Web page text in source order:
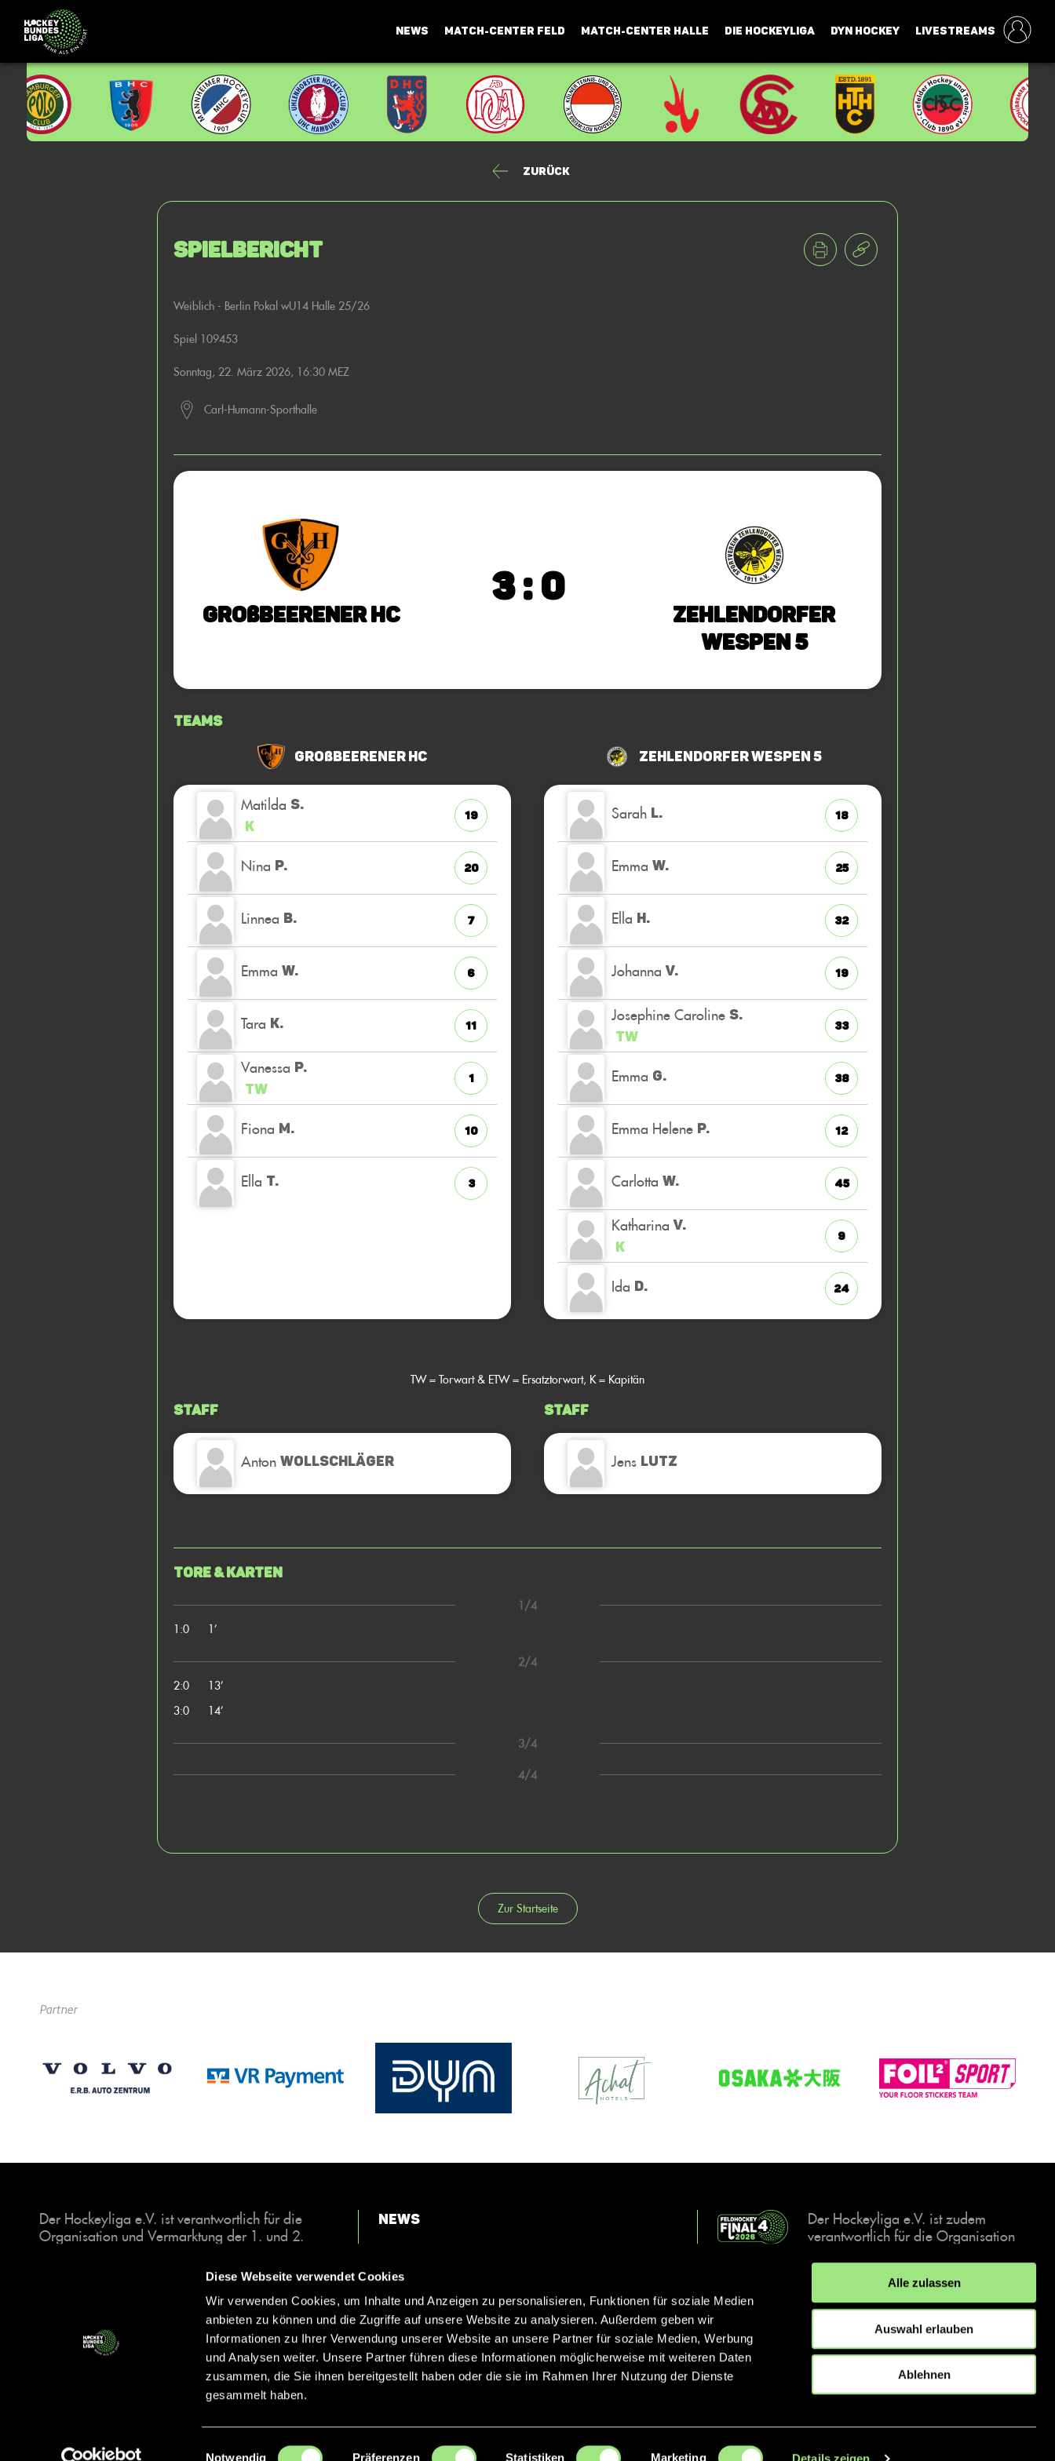
Diese Webseite verwendet Cookies
Wir verwenden Cookies, um Inhalte und Anzeigen zu personalisieren, Funktionen für soziale Medien
anbieten zu können und die Zugriffe auf unsere Website zu analysieren. Außerdem geben wir
Informationen zu Ihrer Verwendung unserer Website an unsere Partner für soziale Medien, Werbung
und Analysen weiter. Unsere Partner führen diese Informationen möglicherweise mit weiteren Daten
zusammen, die Sie ihnen bereitgestellt haben oder die sie im Rahmen Ihrer Nutzung der Dienste
gesammelt haben.
Einwilligungsauswahl
Notwendig Präferenzen Statistiken Marketing Details zeigen
Alle zulassen
Auswahl erlauben
Ablehnen
NEWS MATCH-CENTER FELD MATCH-CENTER HALLE DIE HOCKEYLIGA DYN HOCKEY LIVESTREAMS
Zurück
Spielbericht
Weiblich - Berlin Pokal wU14 Halle 25/26
Spiel 109453
Sonntag, 22. März 2026, 16:30 MEZ
Carl-Humann-Sporthalle
Großbeerener HC
3 : 0
Zehlendorfer
Wespen 5
Teams
Großbeerener HC
Matilda S.
K
19
Nina P. 20
Linnea B. 7
Emma W. 6
Tara K. 11
Vanessa P.
TW
1
Fiona M. 10
Ella T. 3
Zehlendorfer Wespen 5
Sarah L. 18
Emma W. 25
Ella H. 32
Johanna V. 19
Josephine Caroline S.
TW
33
Emma G. 38
Emma Helene P. 12
Carlotta W. 45
Katharina V.
K
9
Ida D. 24
TW = Torwart & ETW = Ersatztorwart, K = Kapitän
Staff
Anton WOLLSCHLÄGER
Staff
Jens LUTZ
Tore & Karten
1/4
1:0
1’
2/4
2:0
13’
3:0
14’
3/4
4/4
Zur Startseite
Partner
Der Hockeyliga e.V. ist verantwortlich für die
Organisation und Vermarktung der 1. und 2.
Halle. Insgesamt sind über 60 Vereine unter dem
Dach der Hockeyliga organisiert, sowohl im
Herren als auch im Damen Bereich.
News
Kontakt
Der Hockeyliga e.V. ist zudem
verantwortlich für die Organisation
Events, der deutschen Hockey-
Meisterschaften.
IMPRESSUM DATENSCHUTZERKLÄRUNG
© 2026 hockey.de